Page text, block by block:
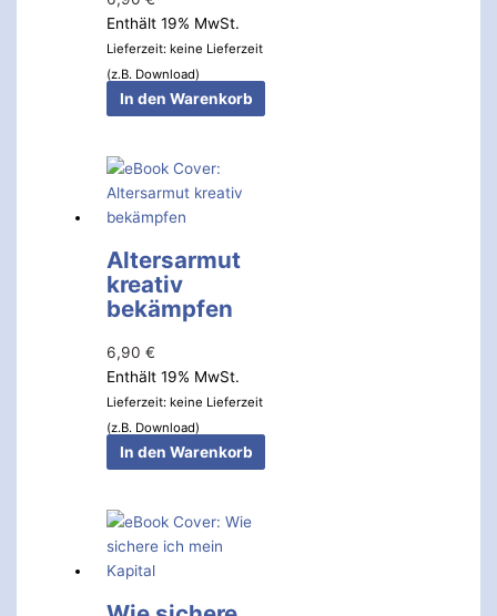
Enthält 19% MwSt.
Lieferzeit: keine Lieferzeit
(z.B. Download)
In den Warenkorb
Altersarmut
kreativ
bekämpfen
6,90€
Enthält 19% MwSt.
Lieferzeit: keine Lieferzeit
(z.B. Download)
In den Warenkorb